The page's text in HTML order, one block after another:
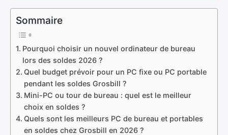
Sommaire
Pourquoi choisir un nouvel ordinateur de bureau
lors des soldes 2026 ?
Quel budget prévoir pour un PC fixe ou PC portable
pendant les soldes Grosbill ?
Mini-PC ou tour de bureau : quel est le meilleur
choix en soldes ?
Quels sont les meilleurs PC de bureau et portables
en soldes chez Grosbill en 2026 ?